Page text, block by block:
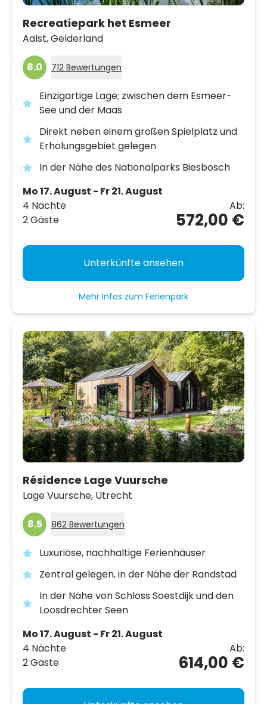
Recreatiepark het Esmeer
Aalst,Gelderland
8.0 712 Bewertungen
Einzigartige Lage; zwischen dem Esmeer-
See und der Maas
Direkt neben einem großen Spielplatz und
Erholungsgebiet gelegen
In der Nähe des Nationalparks Biesbosch
Mo 17. August - Fr 21. August
4 Nächte
2 Gäste
Ab:
572,00 €
Unterkünfte ansehen
Mehr Infos zum Ferienpark
Résidence Lage Vuursche
Lage Vuursche, Utrecht
8.5 862 Bewertungen
Luxuriöse, nachhaltige Ferienhäuser
Zentral gelegen, in der Nähe der Randstad
In der Nähe von Schloss Soestdijk und den
Loosdrechter Seen
Mo 17. August - Fr 21. August
4 Nächte
2 Gäste
Ab:
614,00 €